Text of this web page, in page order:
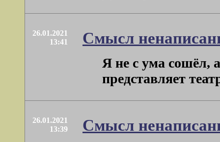
26.01.2021
13:41
Смысл
Я не с ума сошёл,
представляет
26.01.2021
13:39
Смысл